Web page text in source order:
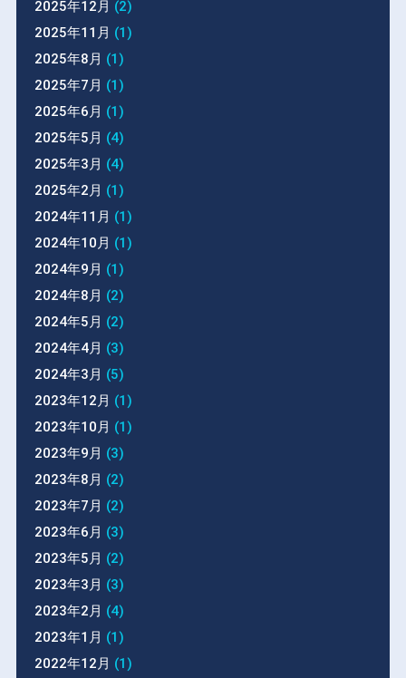
2025年12月 (2)
2025年11月 (1)
2025年8月 (1)
2025年7月 (1)
2025年6月 (1)
2025年5月 (4)
2025年3月 (4)
2025年2月 (1)
2024年11月 (1)
2024年10月 (1)
2024年9月 (1)
2024年8月 (2)
2024年5月 (2)
2024年4月 (3)
2024年3月 (5)
2023年12月 (1)
2023年10月 (1)
2023年9月 (3)
2023年8月 (2)
2023年7月 (2)
2023年6月 (3)
2023年5月 (2)
2023年3月 (3)
2023年2月 (4)
2023年1月 (1)
2022年12月 (1)